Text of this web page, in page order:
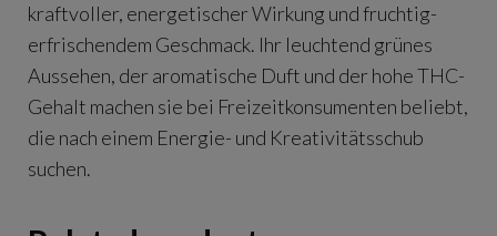
kraftvoller, energetischer Wirkung und fruchtig-
erfrischendem Geschmack. Ihr leuchtend grünes
Aussehen, der aromatische Duft und der hohe THC-
Gehalt machen sie bei Freizeitkonsumenten beliebt,
die nach einem Energie- und Kreativitätsschub
suchen.